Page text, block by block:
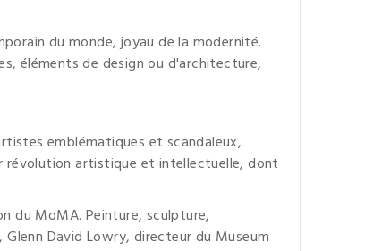
du monde, joyau de la modernité.
éléments de design ou d'architecture,
emblématiques et scandaleux,
révolution artistique et intellectuelle, dont
du MoMA. Peinture, sculpture,
Glenn DavidLowry, directeur du Museum